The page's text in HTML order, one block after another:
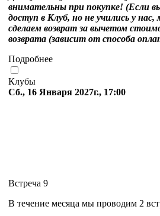
внимательны при покупке! (Если
доступ в Клуб, но не учились у
сделаем возврат за вычетом
возврата (зависит от способа
Подробнее
Клубы
Сб., 16 Января 2027г., 17:00
Встреча 9
В течение месяца мы проводим 2